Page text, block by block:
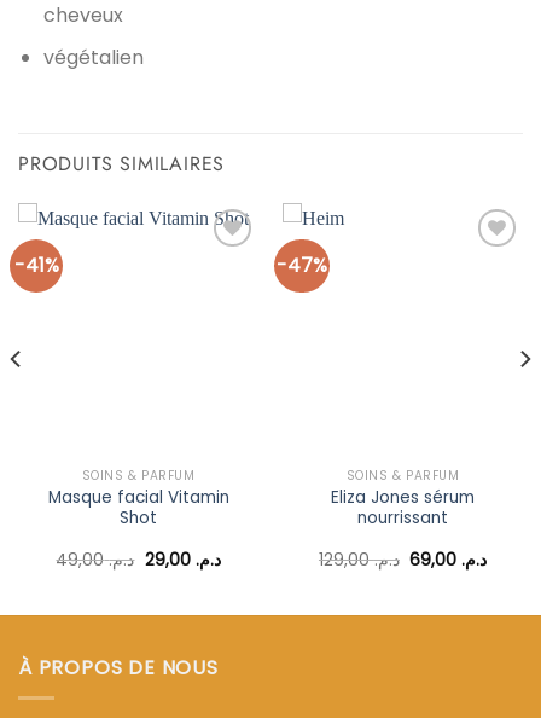
cheveux
végétalien
PRODUITS SIMILAIRES
-41%
SOINS & PARFUM
Masque facial Vitamin
Shot
د.م.49,00 Le
prix
د.م. 49,00.
د.م. 29,00 Le
د.م. 29,00.
-47%
SOINS & PARFUM
Eliza Jones sérum
nourrissant
د.م.129,00 Le
prix
د.م. 129,00.
د.م.69,00 Le
د.م. 89,00.
À PROPOS DE NOUS